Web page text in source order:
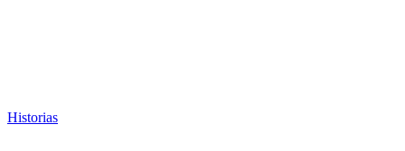
Historias